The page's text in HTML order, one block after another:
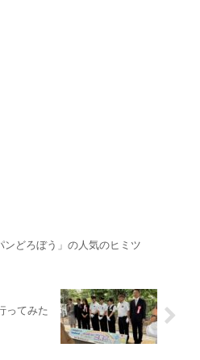
ンどろぼう」の人気のヒミツ
ってみた